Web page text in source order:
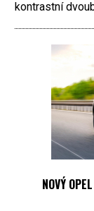
kontrastní
NOVÝ